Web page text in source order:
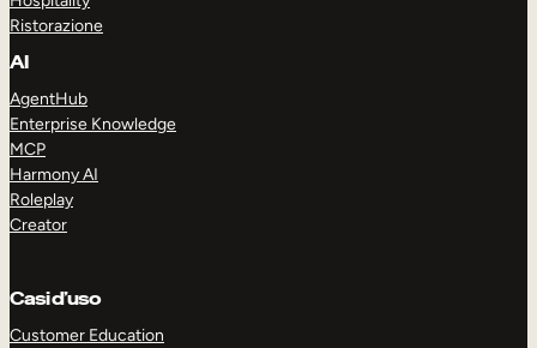
Ristorazione
AI
AgentHub
Enterprise Knowledge
MCP
Harmony AI
Roleplay
Creator
Casi d’uso
Customer Education